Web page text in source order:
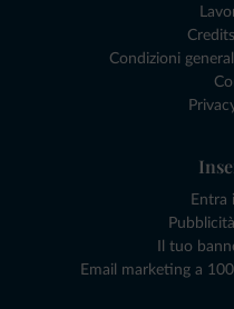
Condizioni
Entra
Il tuo
Email marketing a